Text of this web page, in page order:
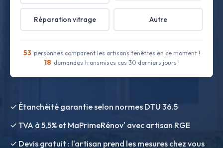
Réparation vitrage Autre
53 personnes comparent les artisans fenêtres en ce moment !
18 demandes transmises ces 30 derniers jours !
✓ Étanchéité garantie selon normes DTU 36.5
✓ TVA à 5,5% et MaPrimeRénov' avec artisan RGE
✓ Devis gratuit : l'artisan prend les mesures chez vous